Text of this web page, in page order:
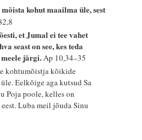
kohut maailma üle, sest
et Jumal ei tee vahet
seast on see, kes teda
meele järgi.Ap 10,34–35
kohtumõistja kõikide
Eelkõige aga kutsud Sa
Poja poole, kelles on
Luba meil jõuda Sinu